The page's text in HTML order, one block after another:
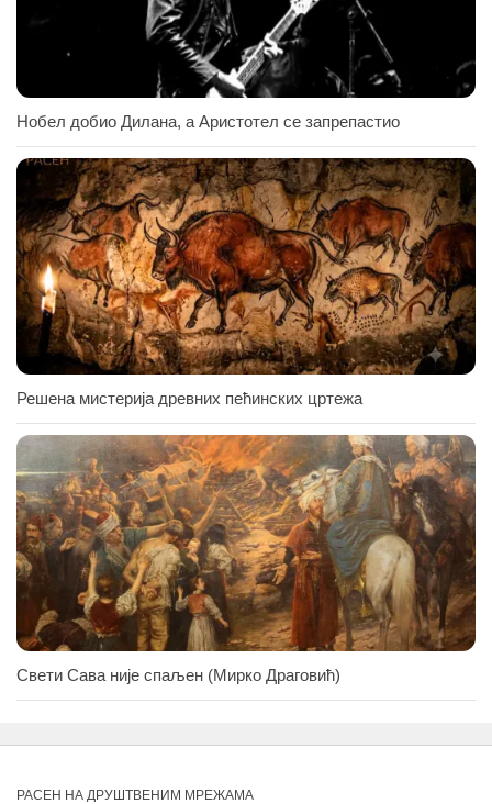
Нобел добио Дилана, а Аристотел се запрепастио
Решена мистерија древних пећинских цртежа
Свети Сава није спаљен (Мирко Драговић)
РАСЕН НА ДРУШТВЕНИМ МРЕЖАМА